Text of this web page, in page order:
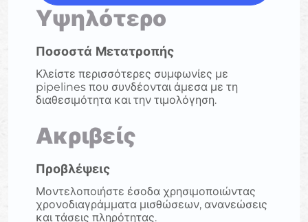
Υψηλότερο
Ποσοστά Μετατροπής
Κλείστε περισσότερες συμφωνίες με
pipelines που συνδέονται άμεσα με τη
διαθεσιμότητα και την τιμολόγηση.
Ακριβείς
Προβλέψεις
Μοντελοποιήστε έσοδα χρησιμοποιώντας
χρονοδιαγράμματα μισθώσεων, ανανεώσεις
και τάσεις πληρότητας.